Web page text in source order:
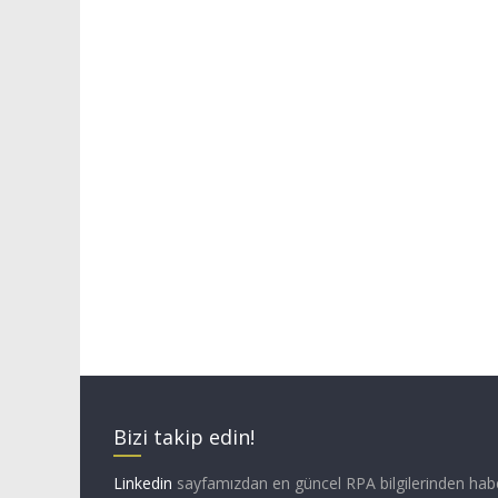
Bizi takip edin!
Linkedin sayfamızdan en güncel RPA bilgilerinden